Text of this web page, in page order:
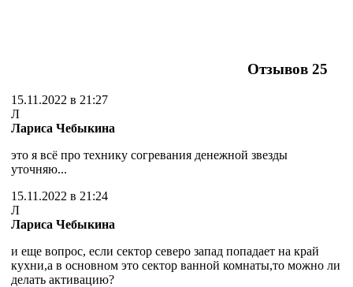
Отзывов 25
15.11.2022 в 21:27
Л
Лариса Чебыкина
это я всё про технику согревания денежной звезды
уточняю...
15.11.2022 в 21:24
Л
Лариса Чебыкина
и еще вопрос, если сектор северо запад попадает на край
кухни,а в основном это сектор ванной комнаты,то можно ли
делать активацию?